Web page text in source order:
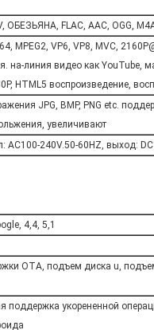
ОБЕЗЬЯНА, FLAC, AAC, OGG,
MPEG2, VP6, VP8, MVC,
на-линия видео как YouTube,
HTML5 воспроизведение,
JPG, BMP, PNG etc.
увеличивают
AC100-240V.50-60HZ, выход:
4,4, 5,1
OTA, подъем диска u,
поддержка укорененной